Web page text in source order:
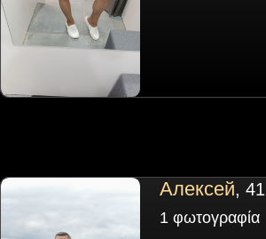
Алексей, 41
1 φωτογραφία